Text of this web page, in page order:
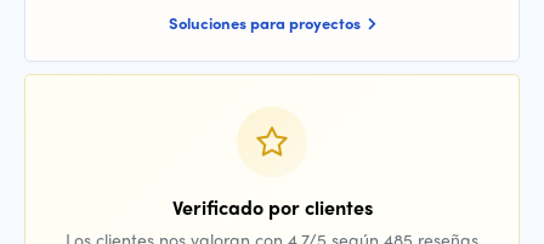
Soluciones para proyectos
Verificado por clientes
Los clientes nos valoran con 4,7/5 según 485 reseñas